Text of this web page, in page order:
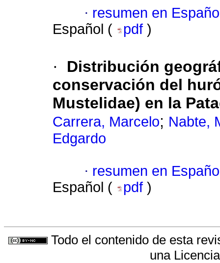
· resumen en
Español (
pdf )
·
Distribución
conservación del
Mustelidae) en la
Carrera, Marcelo; Nabte,
Edgardo
· resumen en
Español (
pdf )
Todo el contenido de esta
una